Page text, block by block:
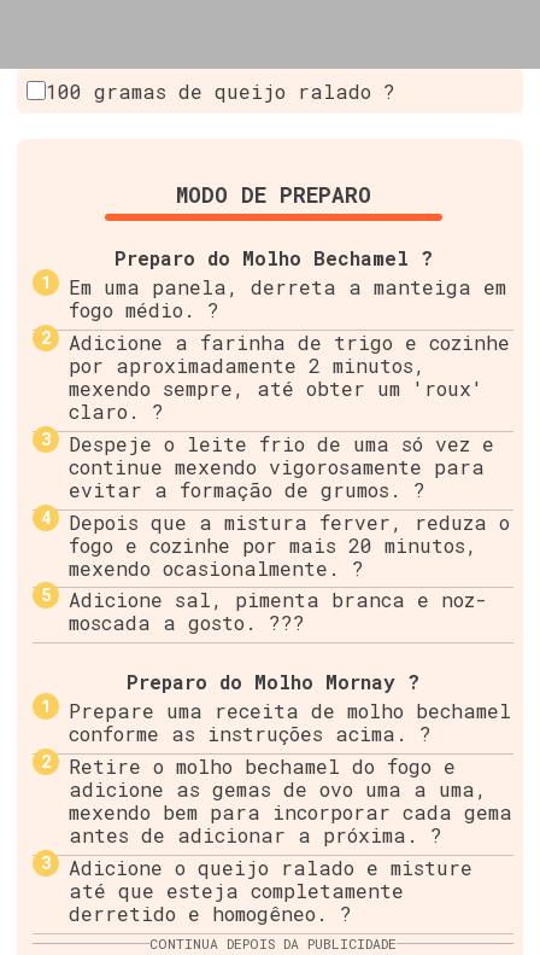
100 gramas de queijo ralado ?
MODO DE PREPARO
Preparo do Molho Bechamel ?
Em uma panela, derreta a manteiga em
fogo médio. ?
Adicione a farinha de trigo e cozinhe
por aproximadamente 2 minutos,
mexendo sempre, até obter um 'roux'
claro. ?
Despeje o leite frio de uma só vez e
continue mexendo vigorosamente para
evitar a formação de grumos. ?
Depois que a mistura ferver, reduza o
fogo e cozinhe por mais 20 minutos,
mexendo ocasionalmente. ?
Adicione sal, pimenta branca e noz-
moscada a gosto. ??️?
Preparo do Molho Mornay ?
Prepare uma receita de molho bechamel
conforme as instruções acima. ?
Retire o molho bechamel do fogo e
adicione as gemas de ovo uma a uma,
mexendo bem para incorporar cada gema
antes de adicionar a próxima. ?
Adicione o queijo ralado e misture
até que esteja completamente
derretido e homogêneo. ?
CONTINUA DEPOIS DA PUBLICIDADE